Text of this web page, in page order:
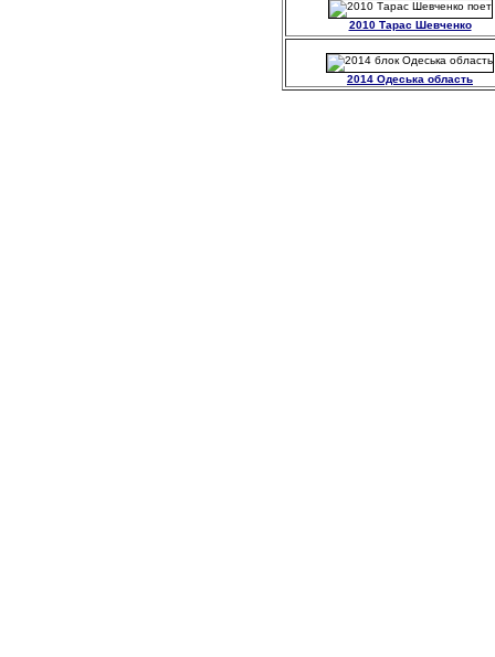
2010 Тарас Шевченко
2014 Одеська область